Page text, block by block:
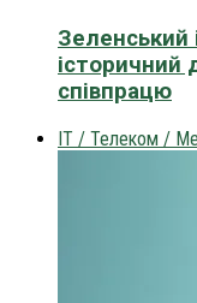
Зеленський
історичний
співпрацю
IT / Телеком /